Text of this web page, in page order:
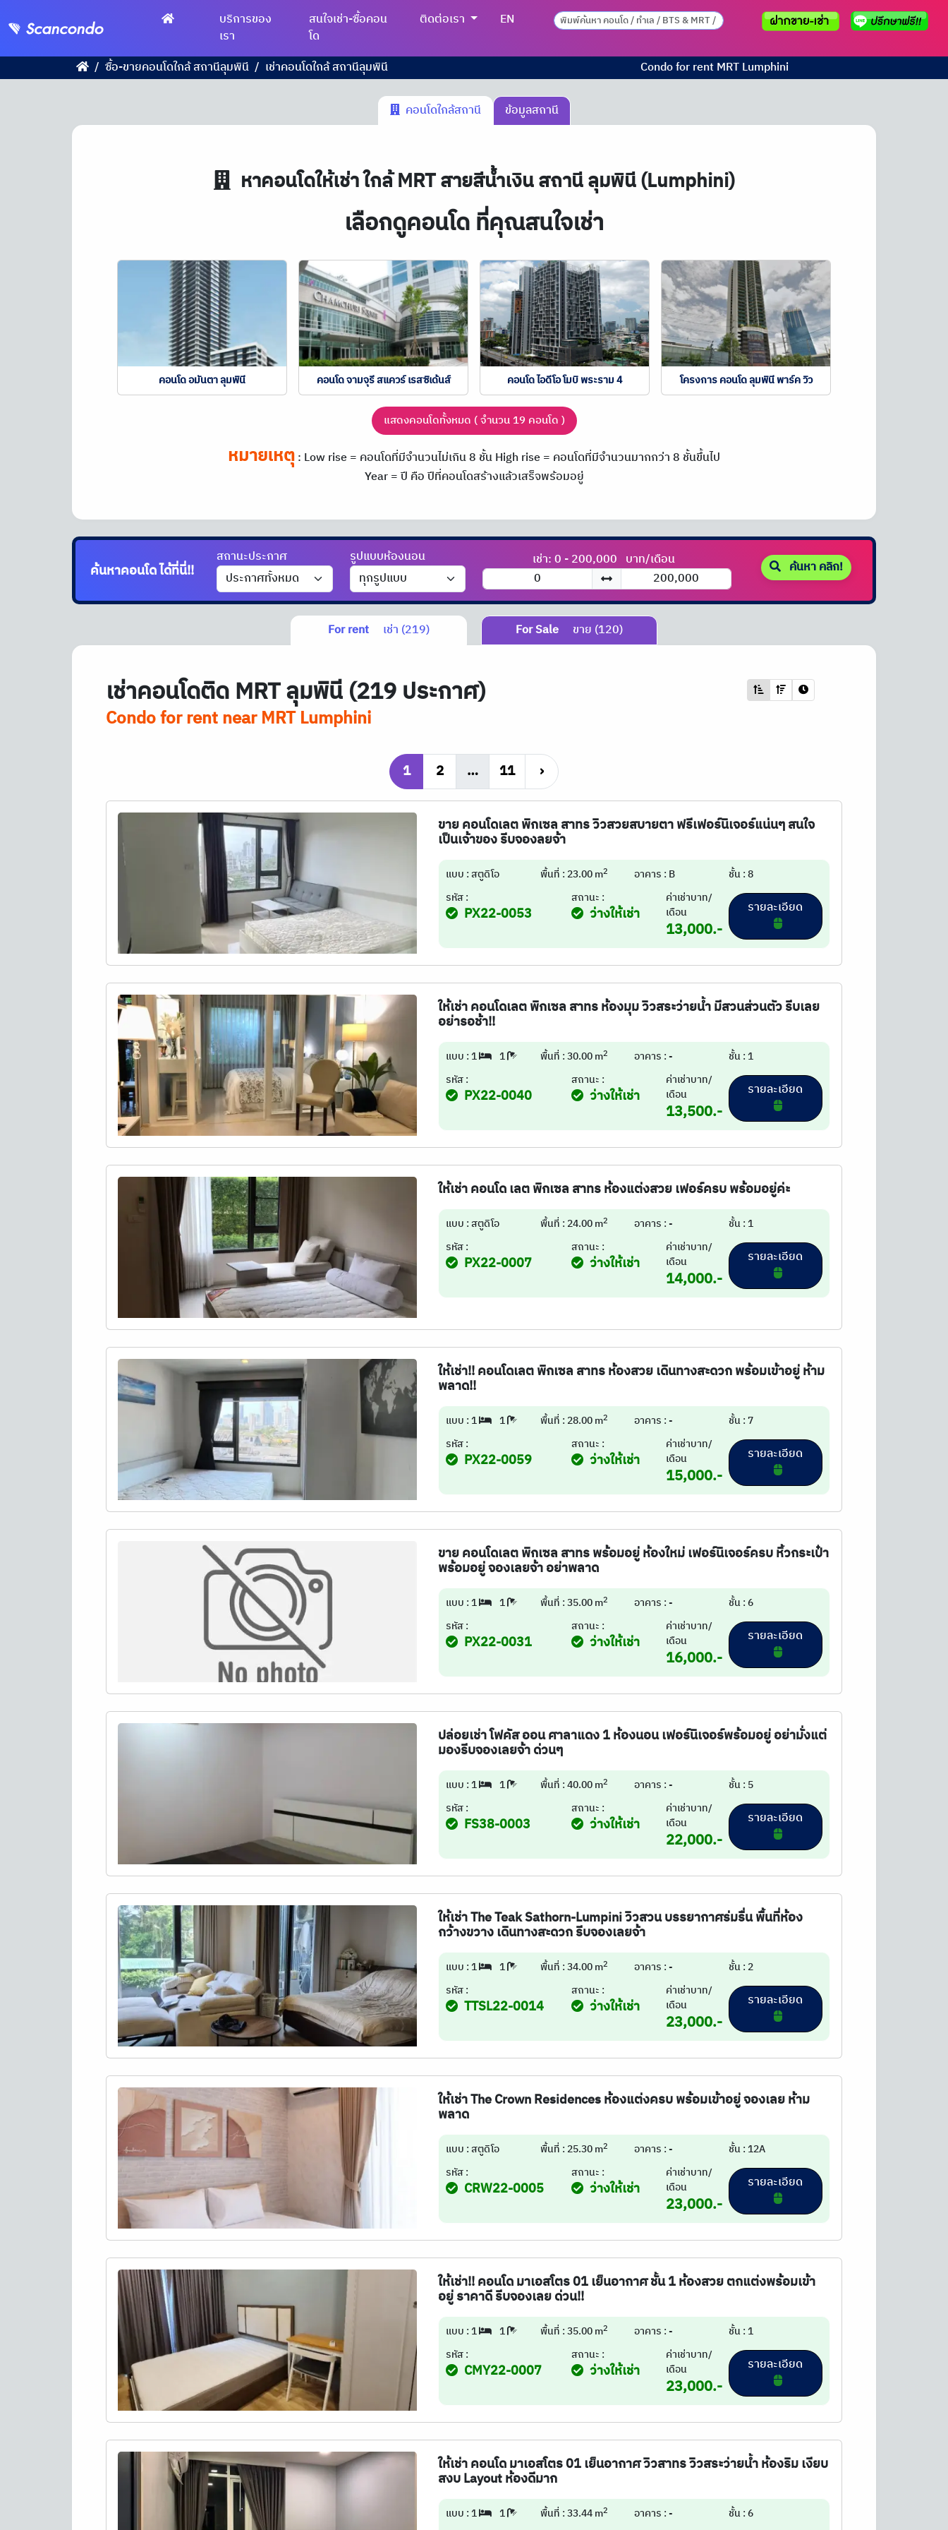
บริการของ
เรา
สนใจเช่า-ซื้อคอน
โด
ติดต่อเรา EN
ซื้อ-ขายคอนโดใกล้ สถานีลุมพินี เช่าคอนโดใกล้ สถานีลุมพินี Condo for rentMRTLumphini
คอนโดใกล้สถานี ข้อมูลสถานี
หาคอนโดให้เช่า ใกล้ MRT สายสีน้ำเงิน สถานี ลุมพินี (Lumphini)
เลือกดูคอนโด ที่คุณสนใจเช่า
คอนโด อมันตา ลุมพินี คอนโด จามจุรี สแควร์ เรสซิเด้นส์ คอนโด ไอดีโอ โมบิ พระราม 4 โครงการ คอนโด ลุมพินี พาร์ค วิว
แสดงคอนโดทั้งหมด ( จำนวน 19 คอนโด )
หมายเหตุ: Low rise = คอนโดที่มีจำนวนไม่เกิน 8 ชั้นHigh rise = คอนโดที่มีจำนวนมากกว่า 8 ชั้นขึ้นไป
Year = ปี คือ ปีที่คอนโดสร้างแล้วเสร็จพร้อมอยู่
ค้นหาคอนโดได้ที่นี่!!
สถานะประกาศ รูปแบบห้องนอน เช่า: 0 - 200,000 บาท/เดือน ค้นหา คลิก!
For rent เช่า (219) For Sale ขาย (120)
เช่าคอนโดติดMRTลุมพินี (219 ประกาศ)
Condo for rent nearMRTLumphini
1 2 … 11 ›
ขาย คอนโดเลต พิกเซล สาทร วิวสวยสบายตา ฟรีเฟอร์นิเจอร์แน่นๆ สนใจ
เป็นเจ้าของ รีบจองลยจ้า
แบบ : สตูดิโอ พื้นที่ : 23.00 m2 อาคาร : B
ชั้น : 8
รหัส :
PX22-0053
สถานะ :
ว่างให้เช่า
ค่าเช่าบาท/
เดือน
13,000.-
ให้เช่า คอนโดเลต พิกเซล สาทร ห้องมุม วิวสระว่ายน้ำ มีสวนส่วนตัว รีบเลย
อย่ารอช้า!!
แบบ : 1 1 พื้นที่ : 30.00 m2 อาคาร : -
ชั้น : 1
รหัส :
PX22-0040
สถานะ :
ว่างให้เช่า
ค่าเช่าบาท/
เดือน
13,500.-
ให้เช่า คอนโด เลต พิกเซล สาทร ห้องแต่งสวย เฟอร์ครบ พร้อมอยู่ค่ะ
แบบ : สตูดิโอ พื้นที่ : 24.00 m2 อาคาร : -
ชั้น : 1
รหัส :
PX22-0007
สถานะ :
ว่างให้เช่า
ค่าเช่าบาท/
เดือน
14,000.-
ให้เช่า!! คอนโดเลต พิกเซล สาทร ห้องสวย เดินทางสะดวก พร้อมเข้าอยู่ ห้าม
พลาด!!
แบบ : 1 1 พื้นที่ : 28.00 m2 อาคาร : -
ชั้น : 7
รหัส :
PX22-0059
สถานะ :
ว่างให้เช่า
ค่าเช่าบาท/
เดือน
15,000.-
ขาย คอนโดเลต พิกเซล สาทร พร้อมอยู่ ห้องใหม่ เฟอร์นิเจอร์ครบ หิ้วกระเป๋า
พร้อมอยู่ จองเลยจ้า อย่าพลาด
แบบ : 1 1 พื้นที่ : 35.00 m2 อาคาร : -
ชั้น : 6
รหัส :
PX22-0031
สถานะ :
ว่างให้เช่า
ค่าเช่าบาท/
เดือน
16,000.-
ปล่อยเช่า โฟคัส ออน ศาลาแดง 1 ห้องนอน เฟอร์นิเจอร์พร้อมอยู่ อย่ามั่งแต่
มองรีบจองเลยจ้า ด่วนๆ
แบบ : 1 1 พื้นที่ : 40.00 m2 อาคาร : -
ชั้น : 5
รหัส :
FS38-0003
สถานะ :
ว่างให้เช่า
ค่าเช่าบาท/
เดือน
22,000.-
ให้เช่า The Teak Sathorn-Lumpini วิวสวน บรรยากาศร่มรื่น พื้นที่ห้อง
กว้างขวาง เดินทางสะดวก รีบจองเลยจ้า
แบบ : 1 1 พื้นที่ : 34.00 m2 อาคาร : -
ชั้น : 2
รหัส :
TTSL22-0014
สถานะ :
ว่างให้เช่า
ค่าเช่าบาท/
เดือน
23,000.-
ให้เช่า The Crown Residences ห้องแต่งครบ พร้อมเข้าอยู่ จองเลย ห้าม
พลาด
แบบ : สตูดิโอ พื้นที่ : 25.30 m2 อาคาร : -
ชั้น : 12A
รหัส :
CRW22-0005
สถานะ :
ว่างให้เช่า
ค่าเช่าบาท/
เดือน
23,000.-
ให้เช่า!! คอนโด มาเอสโตร 01 เย็นอากาศ ชั้น 1 ห้องสวย ตกแต่งพร้อมเข้า
อยู่ ราคาดี รีบจองเลย ด่วน!!
แบบ : 1 1 พื้นที่ : 35.00 m2 อาคาร : -
ชั้น : 1
รหัส :
CMY22-0007
สถานะ :
ว่างให้เช่า
ค่าเช่าบาท/
เดือน
23,000.-
ให้เช่า คอนโด มาเอสโตร 01 เย็นอากาศ วิวสาทร วิวสระว่ายน้ำ ห้องริม เงียบ
สงบ Layout ห้องดีมาก
แบบ : 1 1 พื้นที่ : 33.44 m2 อาคาร : -
ชั้น : 6